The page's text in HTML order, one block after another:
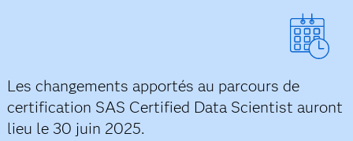
Les changements apportés au parcours de
certification SAS Certified Data Scientist auront
lieu le 30 juin 2025.